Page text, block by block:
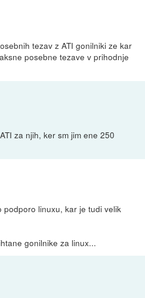
tezav z ATI gonilniki ze kar
posebne tezave v prihodnje
za njih, ker sm jim ene 250
podporo linuxu, kar je tudi velik
gonilnike za linux...